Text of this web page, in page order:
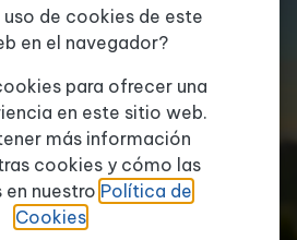
uso de cookies de este
en el navegador?
para ofrecer una
en este sitio web.
más información
cookies y cómo las
nuestro Política de
Cookies.